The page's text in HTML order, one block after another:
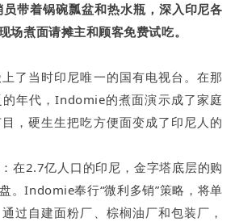
带着锅碗瓢盆和热水瓶，深入印尼各
场煮面请摊主和顾客免费试吃。
了当时印尼唯一的国有电视台。在那
年代，Indomie的煮面演示成了家庭
，硬生生把吃方便面变成了印尼人的
在2.7亿人口的印尼，金字塔底层的购
。Indomie奉行“微利多销”策略，将单
过自建面粉厂、棕榈油厂和包装厂，